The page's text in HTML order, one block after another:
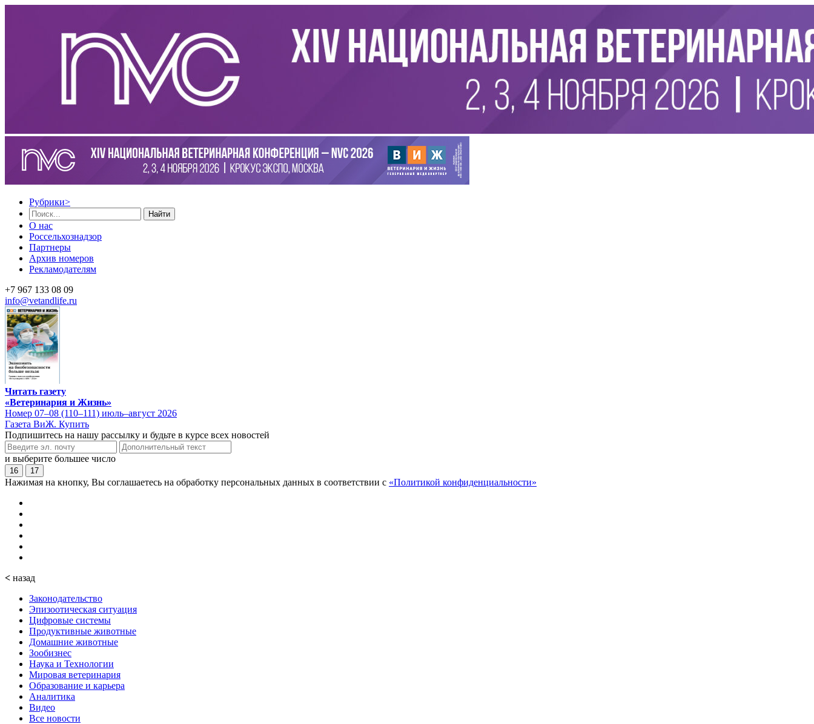
Рубрики>
Найти
О нас
Россельхознадзор
Партнеры
Архив номеров
Рекламодателям
+7 967 133 08 09
info@vetandlife.ru
Читать газету
«Ветеринария и Жизнь»
Номер 07–08 (110–111) июль–август 2026
Газета ВиЖ. Купить
Подпишитесь на нашу рассылку и будьте в курсе всех новостей
и выберите большее число
16 17
Нажимая на кнопку, Вы соглашаетесь на обработку персональных данных в соответствии с «Политикой конфиденциальности»
< назад
Законодательство
Эпизоотическая ситуация
Цифровые системы
Продуктивные животные
Домашние животные
Зообизнес
Наука и Технологии
Мировая ветеринария
Образование и карьера
Аналитика
Видео
Все новости